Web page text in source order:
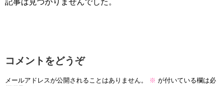
記事は見つかりませんでした。
コメントをどうぞ
メールアドレスが公開されることはありません。 ※ が付いている欄は必